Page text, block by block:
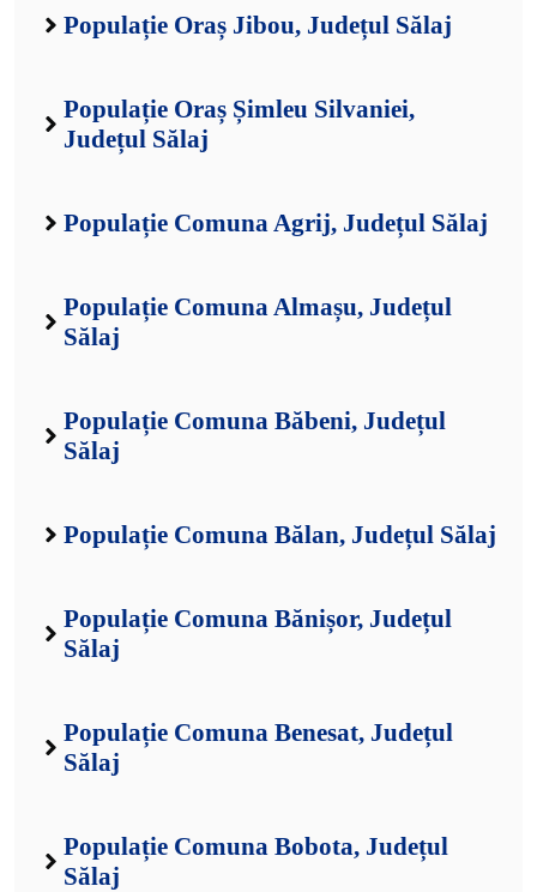
Populație Oraș Jibou, Județul Sălaj
Populație Oraș Șimleu Silvaniei,
Județul Sălaj
Populație Comuna Agrij, Județul Sălaj
Populație Comuna Almașu, Județul
Sălaj
Populație Comuna Băbeni, Județul
Sălaj
Populație Comuna Bălan, Județul Sălaj
Populație Comuna Bănișor, Județul
Sălaj
Populație Comuna Benesat, Județul
Sălaj
Populație Comuna Bobota, Județul
Sălaj